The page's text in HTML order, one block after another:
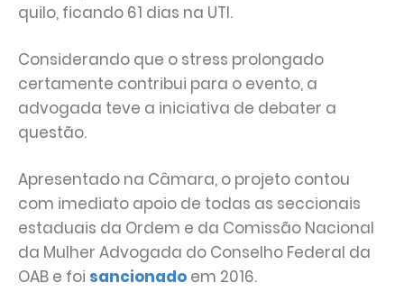
quilo, ficando 61 dias na UTI.
Considerando que o stress prolongado
certamente contribui para o evento, a
advogada teve a iniciativa de debater a
questão.
Apresentado na Câmara, o projeto contou
com imediato apoio de todas as seccionais
estaduais da Ordem e da Comissão Nacional
da Mulher Advogada do Conselho Federal da
OAB e foi sancionado em 2016.